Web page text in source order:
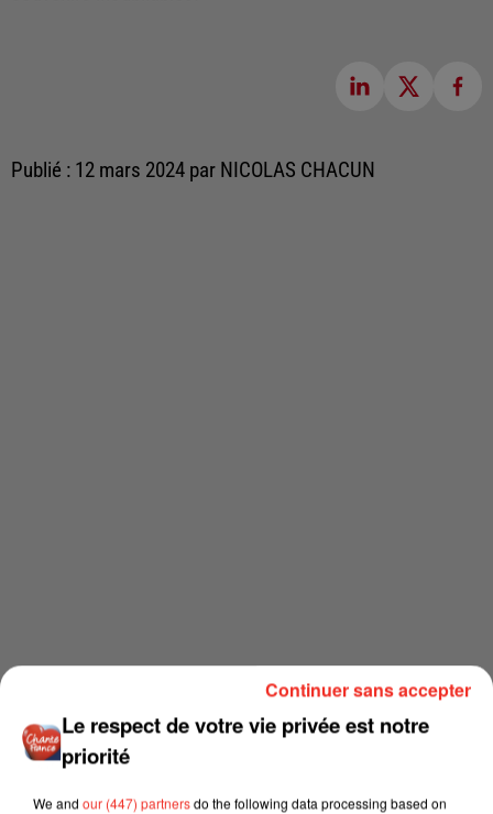
Publié : 12 mars 2024 par NICOLAS CHACUN
Le respect de votre vie privée est notre
priorité
We and our (447) partnersdo the following data processing based on
Continuer sans accepter